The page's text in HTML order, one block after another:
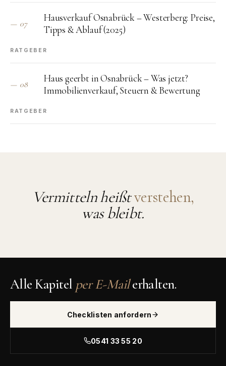
— 07
Hausverkauf Osnabrück – Westerberg: Preise,
Tipps & Ablauf (2025)
RATGEBER
— 08
Haus geerbt in Osnabrück – Was jetzt?
Immobilienverkauf, Steuern & Bewertung
RATGEBER
Vermitteln heißtverstehen,
was bleibt.
Alle Kapitel per E-Mailerhalten.
Checklisten anfordern
0541 33 55 20